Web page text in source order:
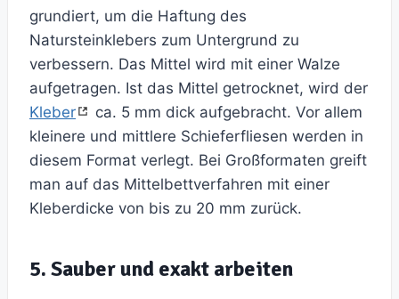
grundiert, um die Haftung des
Natursteinklebers zum Untergrund zu
verbessern. Das Mittel wird mit einer Walze
aufgetragen. Ist das Mittel getrocknet, wird der
Kleber
ca. 5 mm dick aufgebracht. Vor allem
kleinere und mittlere Schieferfliesen werden in
diesem Format verlegt. Bei Großformaten greift
man auf das Mittelbettverfahren mit einer
Kleberdicke von bis zu 20 mm zurück.
5. Sauber und exakt arbeiten